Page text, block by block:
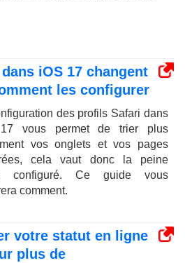
iOS 17 changent
les configurer
des profils Safari dans
vous permet de trier plus
vos onglets et vos pages
cela vaut donc la peine
configuré. Ce guide vous
comment.
votre statut en ligne
plus de